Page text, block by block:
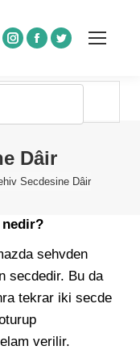
Instagram
Facebook
Twitter
Dâir
Secdesine Dâir
nedir?
sehvden
secdedir. Bu da
tekrar iki secde
verilir.